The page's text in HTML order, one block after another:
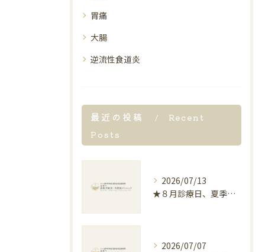
胃痛
大腸
逆流性食道炎
最近の投稿
Recent
Posts
2026/07/13
★８月診療日、夏季休暇のお知らせ★
2026/07/07